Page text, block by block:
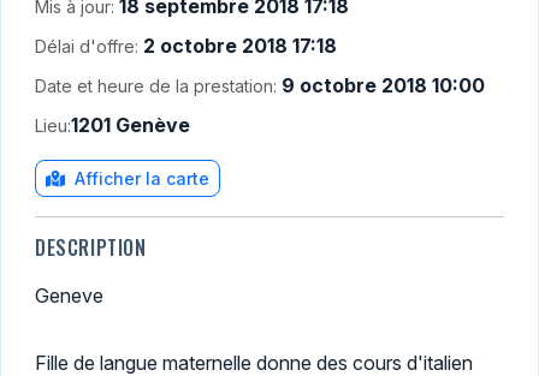
Mis à jour: 18 septembre 2018 17:18
Délai d'offre: 2 octobre 2018 17:18
Date et heure de la prestation: 9 octobre 2018 10:00
Lieu:1201 Genève
Afficher la carte
DESCRIPTION
Geneve
Fille de langue maternelle donne des cours d'italien